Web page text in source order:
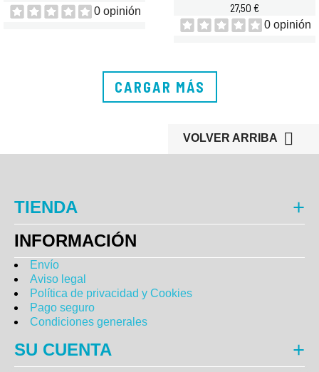
0 opinión
27,50 €
0 opinión
CARGAR MÁS
VOLVER ARRIBA 
TIENDA
INFORMACIÓN
Envío
Aviso legal
Política de privacidad y Cookies
Pago seguro
Condiciones generales
SU CUENTA